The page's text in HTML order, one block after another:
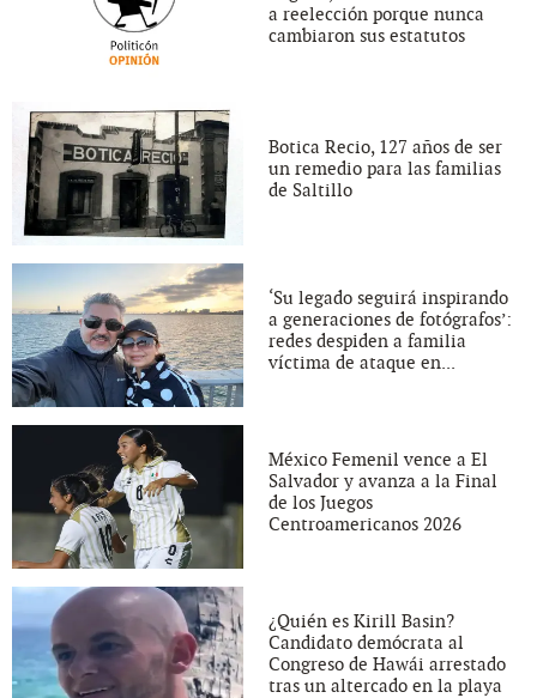
a reelección porque nunca
cambiaron sus estatutos
Botica Recio, 127 años de ser
un remedio para las familias
de Saltillo
‘Su legado seguirá inspirando
a generaciones de fotógrafos’:
redes despiden a familia
víctima de ataque en...
México Femenil vence a El
Salvador y avanza a la Final
de los Juegos
Centroamericanos 2026
¿Quién es Kirill Basin?
Candidato demócrata al
Congreso de Hawái arrestado
tras un altercado en la playa